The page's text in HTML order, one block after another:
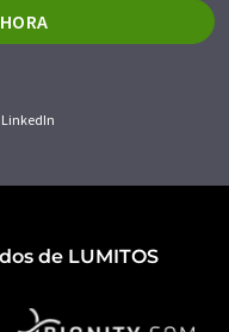
de LUMITOS